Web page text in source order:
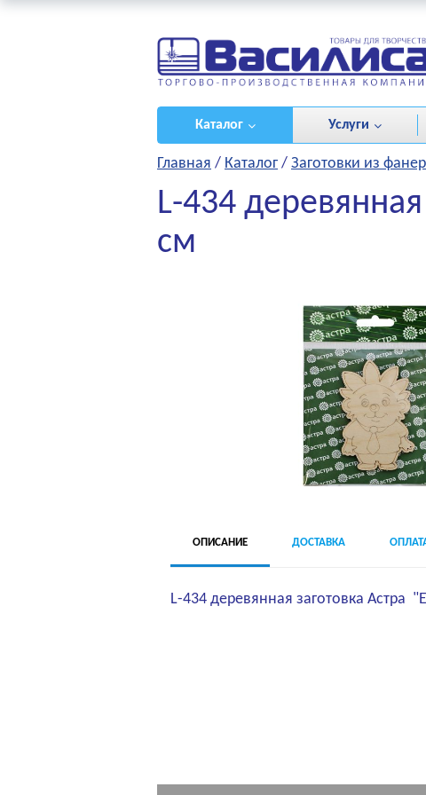
Каталог Услуги
Главная / Каталог / Заготовки из
L-434
см
ОПИСАНИЕ ДОСТАВКА
L-434 деревянная заготовка Астра